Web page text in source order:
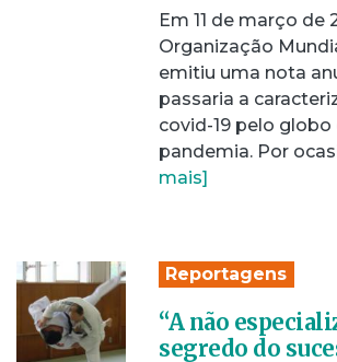
Em 11 de março de
Organização
emitiu uma nota
passaria a
covid-19 pelo
pandemia. Por
mais]
Reportagens
“A não
segredo do